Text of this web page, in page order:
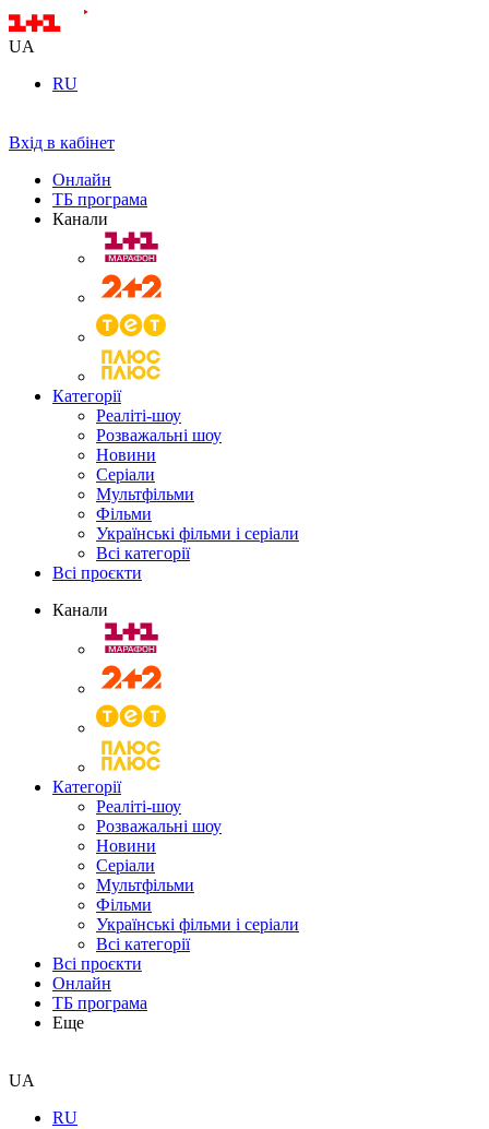
UA
RU
Вхід в кабінет
Онлайн
ТБ програма
Канали
Категорії
Реаліті-шоу
Розважальні шоу
Новини
Серіали
Мультфільми
Фільми
Українські фільми і серіали
Всі категорії
Всі проєкти
Канали
Категорії
Реаліті-шоу
Розважальні шоу
Новини
Серіали
Мультфільми
Фільми
Українські фільми і серіали
Всі категорії
Всі проєкти
Онлайн
ТБ програма
Еще
UA
RU